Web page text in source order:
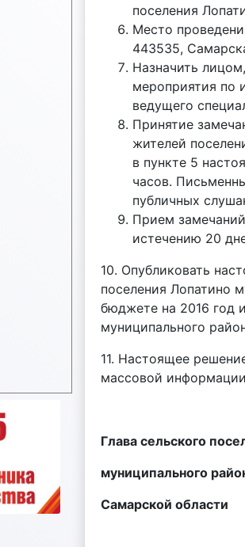
поселения
Место
443535,
Назначить
мероприятия по
ведущего
Принятие
жителей
в пункте 5
часов.
публичных
Прием
истечению 20
10. Опубликовать
поселения Лопатино
бюджете на 2016 год
муниципального
11. Настоящее
массовой
Глава сельского
муниципального